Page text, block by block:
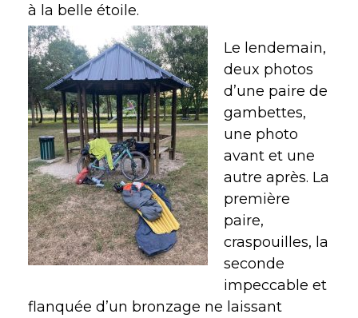
à la belle étoile.
Le lendemain,
deux photos
d’une paire de
gambettes,
une photo
avant et une
autre après. La
première
paire,
craspouilles, la
seconde
impeccable et
flanquée d’un bronzage ne laissant